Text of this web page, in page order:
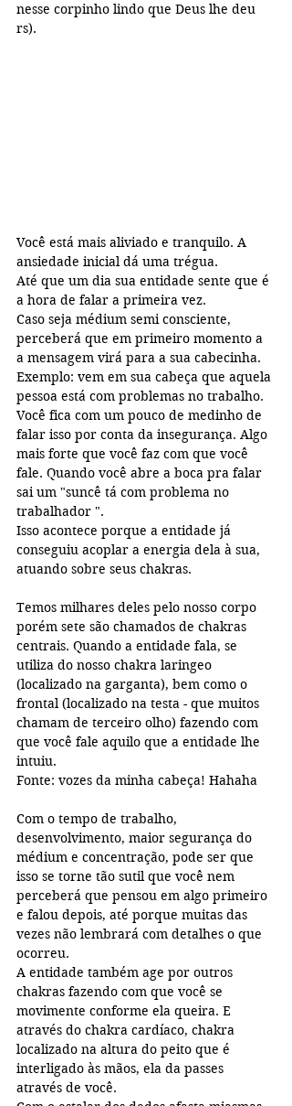
nesse corpinho lindo que Deus lhe deu
rs).
Você está mais aliviado e tranquilo. A
ansiedade inicial dá uma trégua.
Até que um dia sua entidade sente que é
a hora de falar a primeira vez.
Caso seja médium semi consciente,
perceberá que em primeiro momento a
a mensagem virá para a sua cabecinha.
Exemplo: vem em sua cabeça que aquela
pessoa está com problemas no trabalho.
Você fica com um pouco de medinho de
falar isso por conta da insegurança. Algo
mais forte que você faz com que você
fale. Quando você abre a boca pra falar
sai um "suncê tá com problema no
trabalhador ".
Isso acontece porque a entidade já
conseguiu acoplar a energia dela à sua,
atuando sobre seus chakras.
Temos milhares deles pelo nosso corpo
porém sete são chamados de chakras
centrais. Quando a entidade fala, se
utiliza do nosso chakra laringeo
(localizado na garganta), bem como o
frontal (localizado na testa - que muitos
chamam de terceiro olho) fazendo com
que você fale aquilo que a entidade lhe
intuiu.
Fonte: vozes da minha cabeça! Hahaha
Com o tempo de trabalho,
desenvolvimento, maior segurança do
médium e concentração, pode ser que
isso se torne tão sutil que você nem
perceberá que pensou em algo primeiro
e falou depois, até porque muitas das
vezes não lembrará com detalhes o que
ocorreu.
A entidade também age por outros
chakras fazendo com que você se
movimente conforme ela queira. E
através do chakra cardíaco, chakra
localizado na altura do peito que é
interligado às mãos, ela da passes
através de você.